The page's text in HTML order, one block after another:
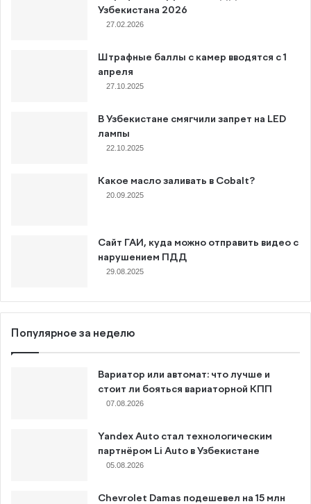
Узбекистана 2026
27.02.2026
Штрафные баллы с камер вводятся с 1
апреля
27.10.2025
В Узбекистане смягчили запрет на LED
лампы
22.10.2025
Какое масло заливать в Cobalt?
20.09.2025
Сайт ГАИ, куда можно отправить видео с
нарушением ПДД
29.08.2025
Популярное за неделю
Вариатор или автомат: что лучше и
стоит ли бояться вариаторной КПП
07.08.2026
Yandex Auto стал технологическим
партнёром Li Auto в Узбекистане
05.08.2026
Chevrolet Damas подешевел на 15 млн